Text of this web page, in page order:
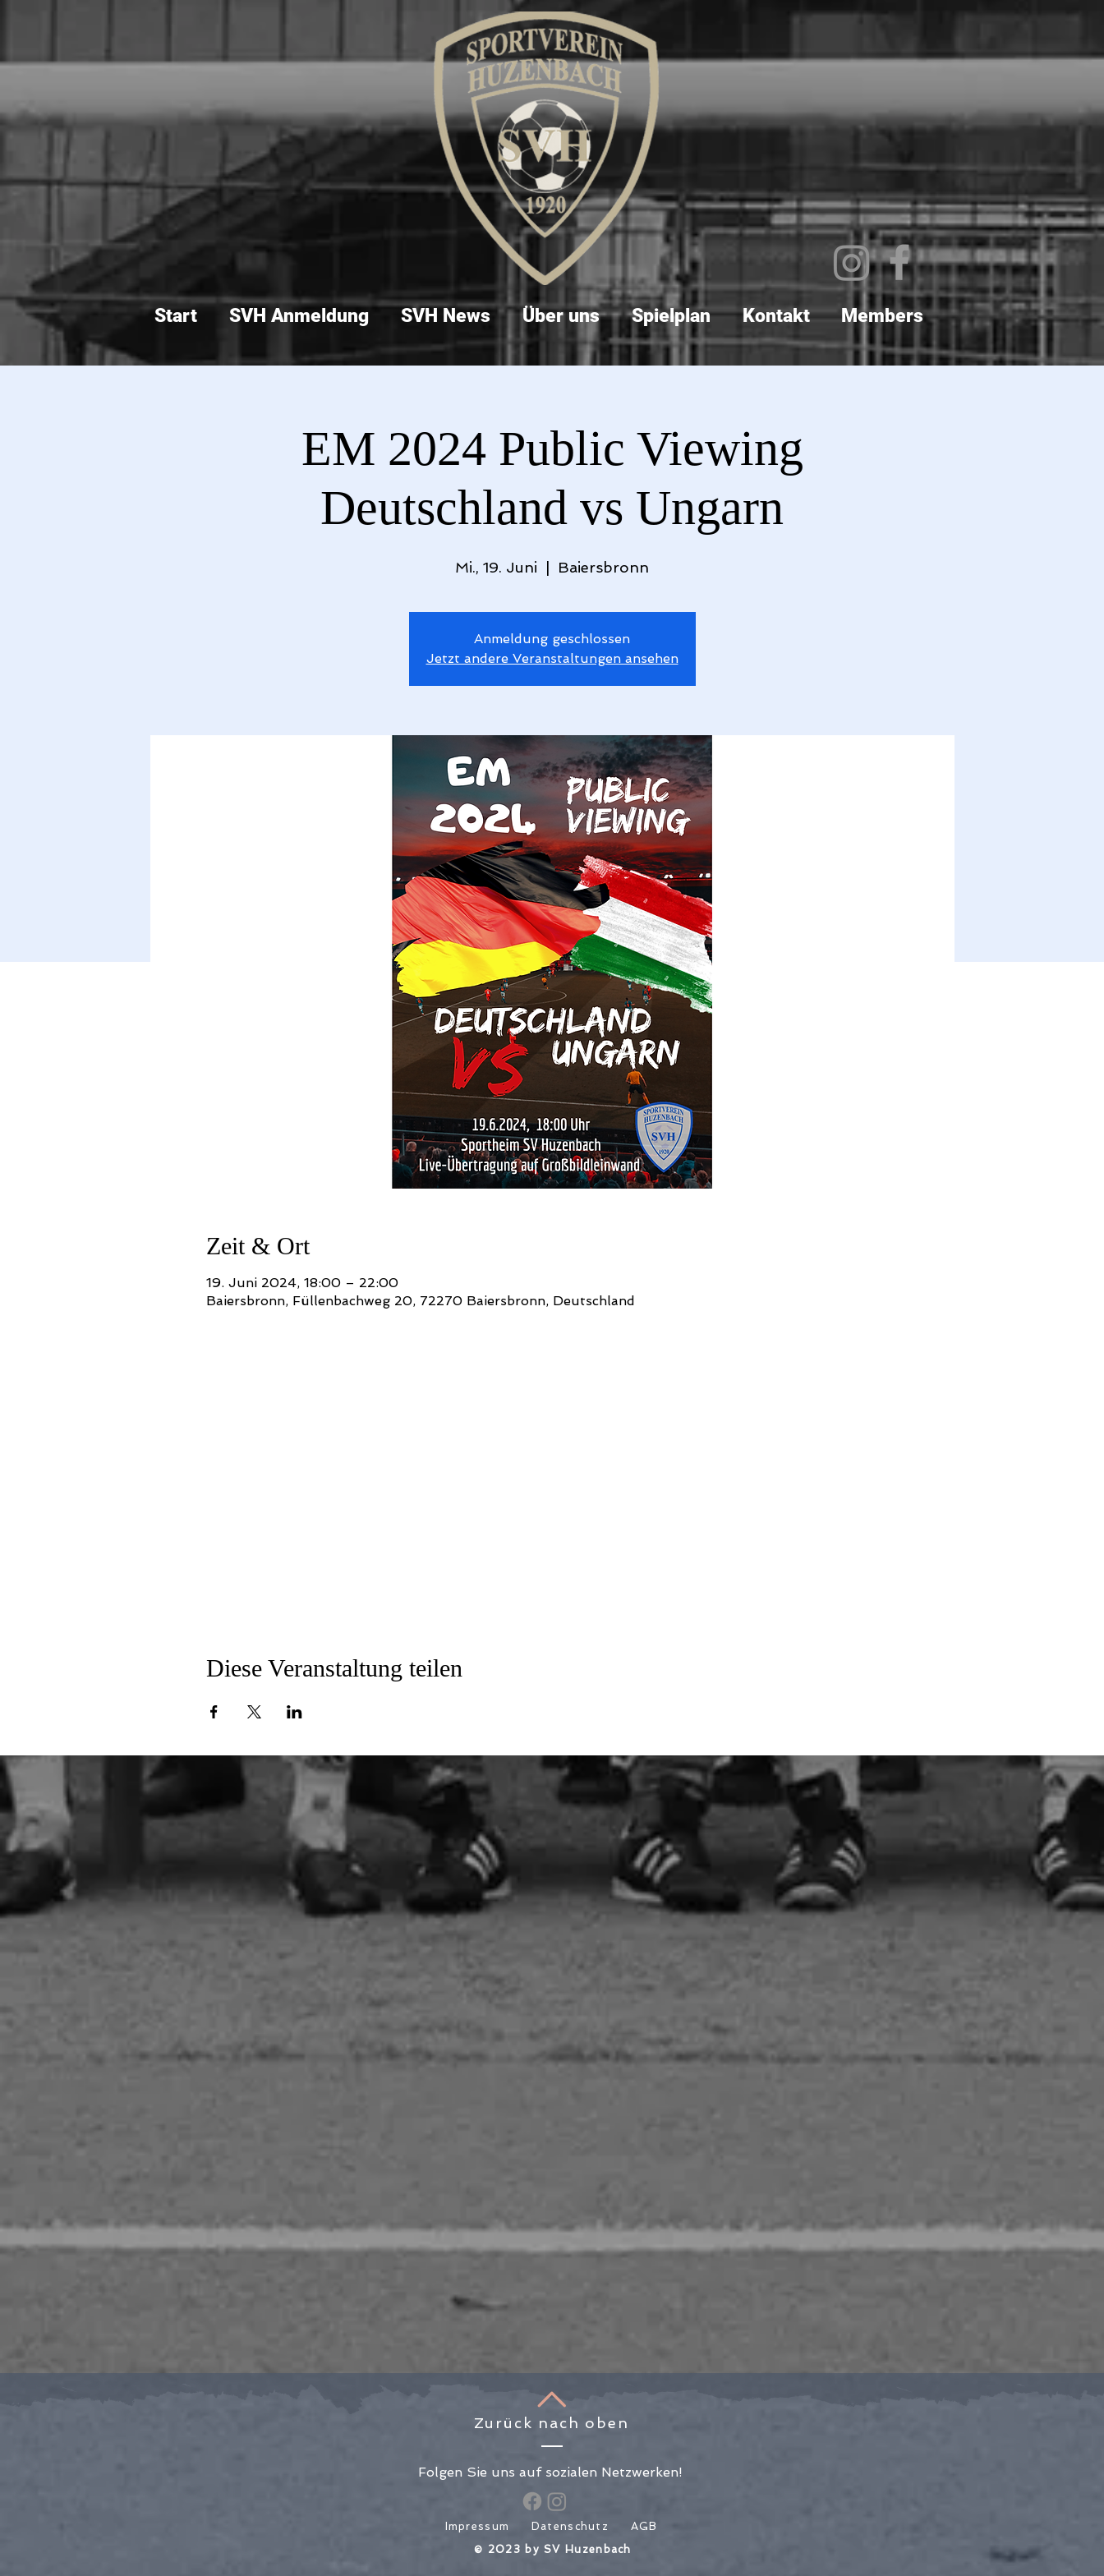
Start SVH Anmeldung SVH News Über uns Spielplan Kontakt Members
EM 2024 Public Viewing
Deutschland vs Ungarn
Mi., 19. Juni Baiersbronn
Anmeldung geschlossen
Jetzt andere Veranstaltungen ansehen
Zeit & Ort
19. Juni 2024, 18:00 – 22:00
Baiersbronn, Füllenbachweg 20, 72270 Baiersbronn, Deutschland
Diese Veranstaltung teilen
Zurück nach oben
Folgen Sie uns auf sozialen Netzwerken!
Impressum Datenschutz
AGB
​© 2023 by SV Huzenbach